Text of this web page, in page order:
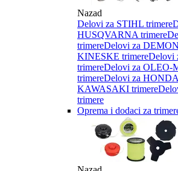
Nazad
Delovi za STIHL trimere
HUSQVARNA trimere
trimereDelovi za
KINESKE trimereDelovi
trimereDelovi za OLEO-
trimereDelovi za
KAWASAKI trimere
trimere
Oprema i dodaci za